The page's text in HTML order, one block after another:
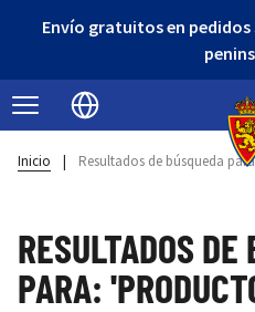
Envío gratuitos en pedidos
Seleccionar idioma
Inicio | Resultados de búsqueda
RESULTADOS DE
PARA: